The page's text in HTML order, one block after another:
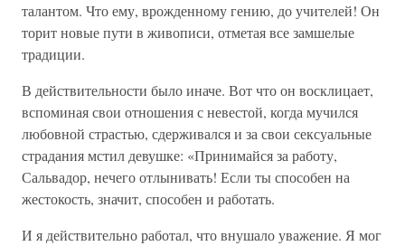
талантом. Что ему, врожденному гению, до учителей! Он
торит новые пути в живописи, отметая все замшелые
традиции.
В действительности было иначе. Вот что он восклицает,
вспоминая свои отношения с невестой, когда мучился
любовной страстью, сдерживался и за свои сексуальные
страдания мстил девушке: «Принимайся за работу,
Сальвадор, нечего отлынивать! Если ты способен на
жестокость, значит, способен и работать.
И я действительно работал, что внушало уважение. Я мог